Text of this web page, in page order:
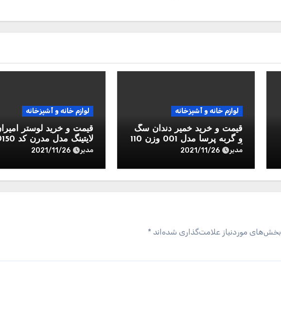
لوازم خانه و آشپزخانه
قیمت و خرید خمیر دندان سگ
و گربه پرسا مدل 001 وزن 110
گرم
مدیر 2021/11/26
لوازم خانه و آشپزخانه
قیمت و خرید لوستر
لایتینگ مدل مدرن کد D150
مدیر 2021/11/26
بخش‌های موردنیاز علامت‌گذاری شده‌اند *